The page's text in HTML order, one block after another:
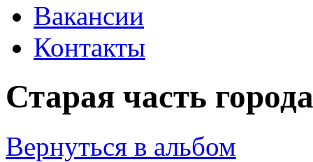
Вакансии
Контакты
Старая часть
Вернуться в альбом